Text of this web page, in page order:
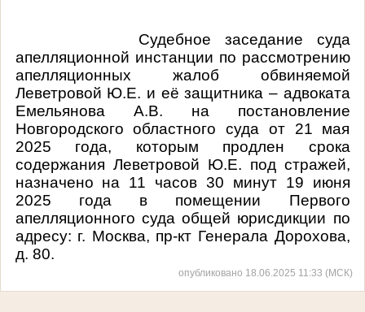
Судебное заседание суда
апелляционной инстанции по рассмотрению
апелляционных жалоб обвиняемой
Леветровой Ю.Е. и её защитника – адвоката
Емельянова А.В. на постановление
Новгородского областного суда от 21 мая
2025 года, которым продлен срока
содержания Леветровой Ю.Е. под стражей,
назначено на 11 часов 30 минут 19 июня
2025 года в помещении Первого
апелляционного суда общей юрисдикции по
адресу: г. Москва, пр-кт Генерала Дорохова,
д. 80.
опубликовано 18.06.2025 11:33 (МСК)